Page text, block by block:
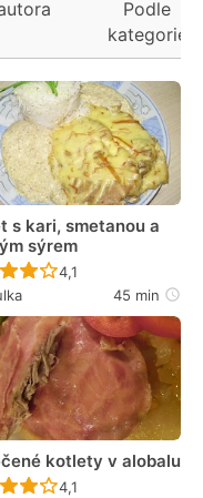
Podle
kategorie
s kari, smetanou a
sýrem
Recept ještě nebyl
4,1
45 min
kotlety v alobalu
Recept ještě nebyl
4,1